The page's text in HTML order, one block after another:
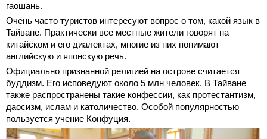
гаошань.
Очень часто туристов интересуют вопрос о том, какой язык в
Тайване. Практически все местные жители говорят на
китайском и его диалектах, многие из них понимают
английскую и японскую речь.
Официально признанной религией на острове считается
буддизм. Его исповедуют около 5 млн человек. В Тайване
также распространены такие конфессии, как протестантизм,
даосизм, ислам и католичество. Особой популярностью
пользуется учение Конфуция.